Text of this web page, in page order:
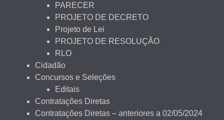
PARECER
PROJETO DE DECRETO
Projeto de Lei
PROJETO DE RESOLUÇÃO
RLO
Cidadão
Concursos e Seleções
Editais
Contratações Diretas
Contratações Diretas – anteriores a 02/05/2024